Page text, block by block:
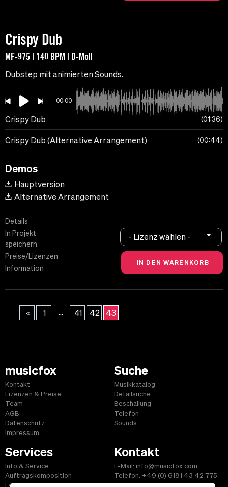
Crispy Dub
MF-975 | 140 BPM | D-Moll
Dubstep mit animierten Sounds.
00:00
Crispy Dub 01:36
Crispy Dub (Alternative Arrangement) 00:44
Demos
Hauptversion
Alternative Arrangement
Details
In Projekt
speichern
Preise/Lizenzen
Information
- Lizenz wählen -
« 1 ... 41 42 43
musicfox
Kontakt
Lizenzen & Preise
Team
AGB
Datenschutz
Impressum
Suche
Musikkatalog
Detailsuche
Beschallung
Telefon
Sounds
Services
Info & Service
Auftragskomposition
FAQ
Kontakt
E-Mail: info@musicfox.com
Telefon: +49 (0) 6181 43 42 775
Fax: +49 (0) 6181 43 45 609